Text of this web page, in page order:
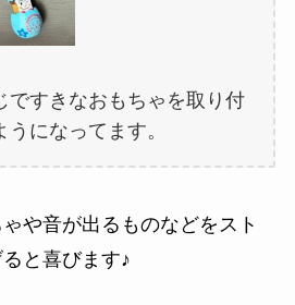
ですきなおもちゃを取り付
うになってます。
や音が出るものなどをスト
と喜びます♪